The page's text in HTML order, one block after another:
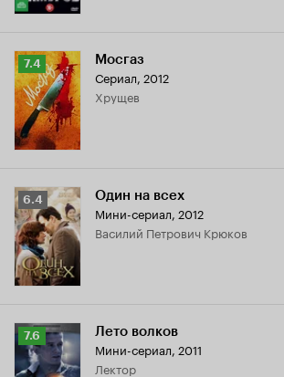
Рейтинг
Кинопоиска
7.4
7.4 Мосгаз
Сериал, 2012
Хрущев
Рейтинг
Кинопоиска
6.4
6.4 Один на всех
Мини-сериал, 2012
Василий Петрович Крюков
Рейтинг
Кинопоиска
7.6
7.6 Лето волков
Мини-сериал, 2011
лектор